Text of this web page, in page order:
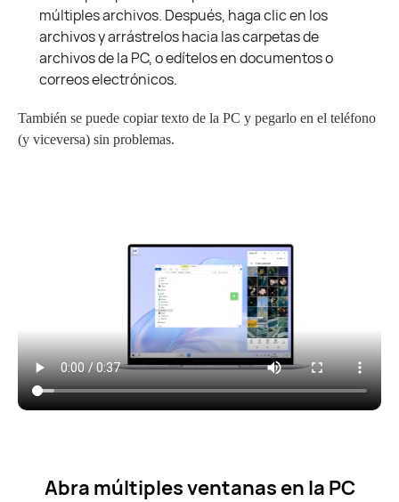
múltiples archivos. Después, haga clic en los
archivos y arrástrelos hacia las carpetas de
archivos de la PC, o edítelos en documentos o
correos electrónicos.
También se puede copiar texto de la PC y pegarlo en el teléfono
(y viceversa) sin problemas.
Abra múltiples ventanas en la PC